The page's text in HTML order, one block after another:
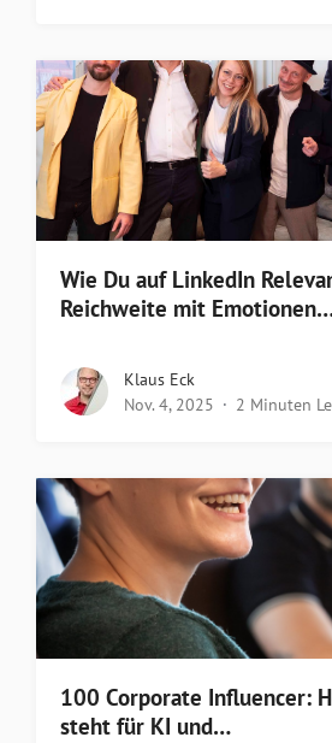
Wie Du auf LinkedIn
Reichweite mit
Klaus Eck
Nov. 4, 2025
2 Minuten
100 Corporate Influencer:
steht für KI und…